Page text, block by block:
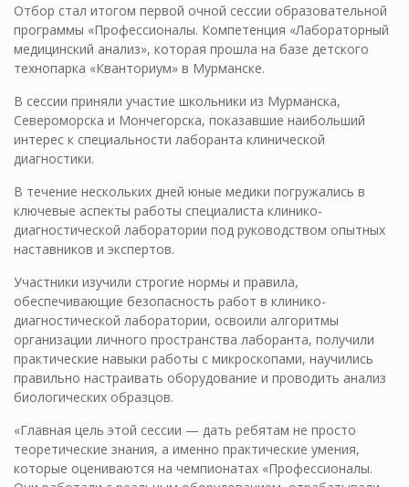
Отбор стал итогом первой очной сессии образовательной
программы «Профессионалы. Компетенция «Лабораторный
медицинский анализ», которая прошла на базе детского
технопарка «Кванториум» в Мурманске.
В сессии приняли участие школьники из Мурманска,
Североморска и Мончегорска, показавшие наибольший
интерес к специальности лаборанта клинической
диагностики.
В течение нескольких дней юные медики погружались в
ключевые аспекты работы специалиста клинико-
диагностической лаборатории под руководством опытных
наставников и экспертов.
Участники изучили строгие нормы и правила,
обеспечивающие безопасность работ в клинико-
диагностической лаборатории, освоили алгоритмы
организации личного пространства лаборанта, получили
практические навыки работы с микроскопами, научились
правильно настраивать оборудование и проводить анализ
биологических образцов.
«Главная цель этой сессии — дать ребятам не просто
теоретические знания, а именно практические умения,
которые оцениваются на чемпионатах «Профессионалы.